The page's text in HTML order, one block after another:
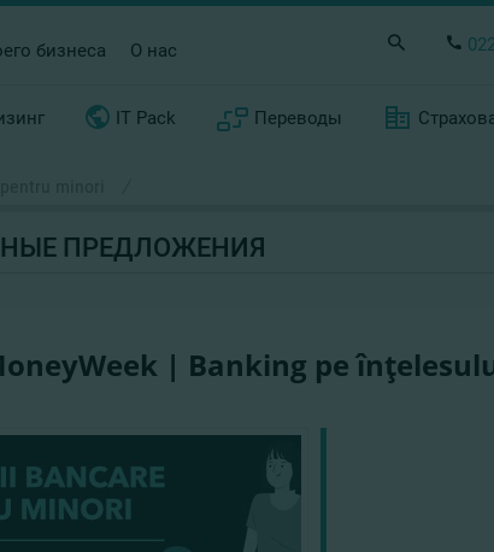
бизнеса О нас 022
IT Pack Переводы
ПРЕДЛОЖЕНИЯ
| Banking pe